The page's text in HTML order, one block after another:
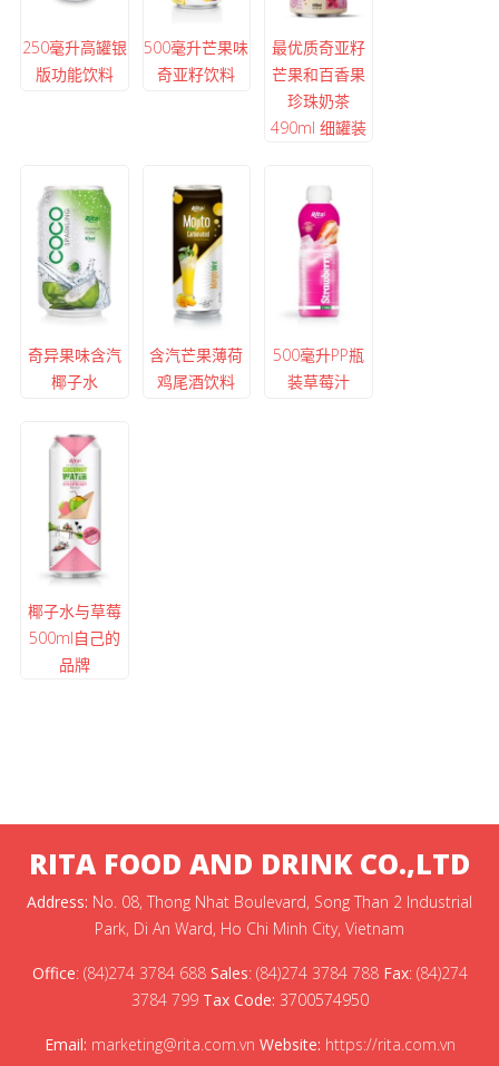
250毫升高罐银
版功能饮料
500毫升芒果味
奇亚籽饮料
最优质奇亚籽
芒果和百香果
珍珠奶茶
490ml 细罐装
奇异果味含汽
椰子水
含汽芒果薄荷
鸡尾酒饮料
500毫升PP瓶
装草莓汁
椰子水与草莓
500ml自己的
品牌
RITA FOOD AND DRINK CO.,LTD
Address: No. 08, Thong Nhat Boulevard, Song Than 2 Industrial
Park, Di An Ward, Ho Chi Minh City, Vietnam
Office: (84)274 3784 688 Sales: (84)274 3784 788 Fax: (84)274
3784 799 Tax Code: 3700574950
Email: marketing@rita.com.vn Website: https://rita.com.vn